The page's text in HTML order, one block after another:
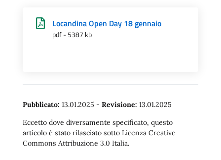
Locandina Open Day 18 gennaio
pdf - 5387 kb
Pubblicato: 13.01.2025 - Revisione: 13.01.2025
Eccetto dove diversamente specificato, questo
articolo è stato rilasciato sotto Licenza Creative
Commons Attribuzione 3.0 Italia.